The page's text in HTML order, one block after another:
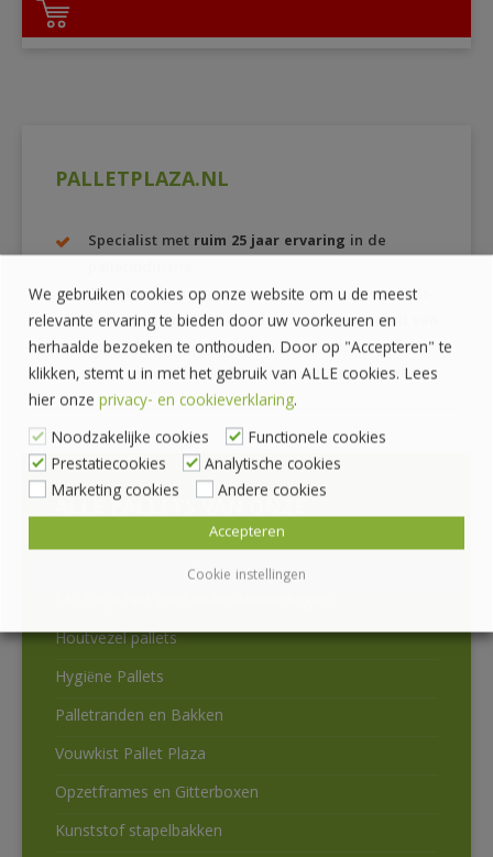
PALLETPLAZA.NL
Specialist met ruim 25 jaar ervaring in de
Grootste keuzeaan nieuwe en gebruikte pallets
Eeneigen productielocatieen houtvoorraad van
ruim600 m3
EPAL-gecertificeerdepallets vanhoge kwaliteit
ALLE PALLETS VAN ONZE
PALLETHANDEL
Houtvezel pallets
Hygiëne Pallets
Palletranden en Bakken
Vouwkist Pallet Plaza
Opzetframes en Gitterboxen
Kunststof stapelbakken
DETAILS
We gebruiken cookies op onze website om u de meest
relevante ervaring te bieden door uw voorkeuren en
herhaalde bezoeken te onthouden. Door op "Accepteren" te
klikken, stemt u in met het gebruik van ALLE cookies. Lees
hier onze privacy- en cookieverklaring.
Noodzakelijke cookies
Functionele cookies
Prestatiecookies
Analytische cookies
Marketing cookies
Andere cookies
Cookie instellingen
Accepteren